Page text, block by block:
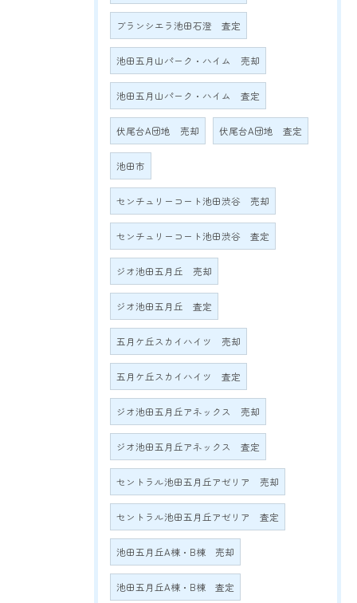
ブランシエラ池田石澄 査定
池田五月山パーク・ハイム 売却
池田五月山パーク・ハイム 査定
伏尾台A団地 売却 伏尾台A団地 査定
池田市
センチュリーコート池田渋谷 売却
センチュリーコート池田渋谷 査定
ジオ池田五月丘 売却
ジオ池田五月丘 査定
五月ケ丘スカイハイツ 売却
五月ケ丘スカイハイツ 査定
ジオ池田五月丘アネックス 売却
ジオ池田五月丘アネックス 査定
セントラル池田五月丘アゼリア 売却
セントラル池田五月丘アゼリア 査定
池田五月丘A棟・B棟 売却
池田五月丘A棟・B棟 査定